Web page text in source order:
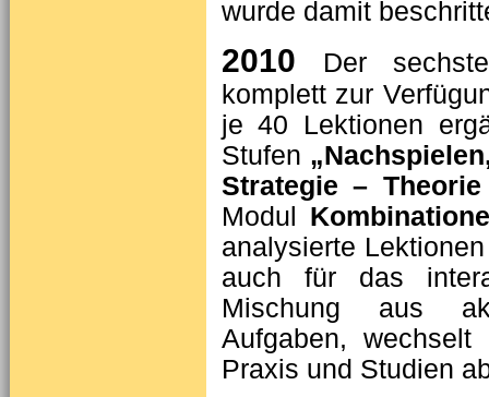
wurde damit
2010
Der
komplett zur
je 40 Lektionen
Stufen
Strategie –
Modul
analysierte
auch für das
Mischung aus
Aufgaben,
Praxis und Studien